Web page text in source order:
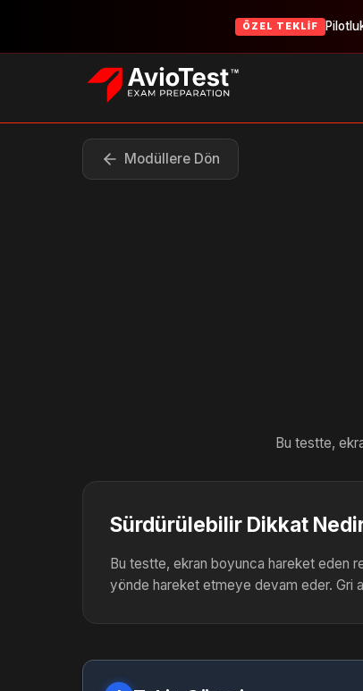
ÖZEL TEKLIF
Modüllere Dön
Bu testte,
Sürdürülebilir Dikkat
Bu testte, ekran boyunca hareket eden
yönde hareket etmeye devam eder. Gri